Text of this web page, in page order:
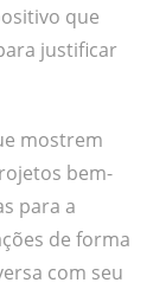
que
justificar
mostrem
bem-
para a
de forma
com seu